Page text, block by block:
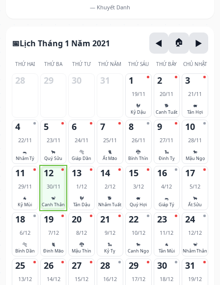
— Khuyết Danh
Lịch Tháng 1 Năm 2021
THỨ HAI THỨ BA THỨ TƯ THỨ NĂM THỨ SÁU THỨ BẢY CHỦ NHẬT
28 29 30 31 1
19/11
🐓
Kỷ Dậu
2
20/11
🐕
Canh Tuất
3
21/11
🐖
Tân Hợi
4
22/11
🐀
Nhâm Tý
5
23/11
🐂
Quý Sửu
6
24/11
🐅
Giáp Dần
7
25/11
🐈
Ất Mão
8
26/11
🐉
Bính Thìn
9
27/11
🐍
Đinh Tỵ
10
28/11
🐎
Mậu Ngọ
11
29/11
🐐
Kỷ Mùi
12
30/11
🐒
Canh Thân
13
1/12
🐓
Tân Dậu
14
2/12
🐕
Nhâm Tuất
15
3/12
🐖
Quý Hợi
16
4/12
🐀
Giáp Tý
17
5/12
🐂
Ất Sửu
18
6/12
🐅
Bính Dần
19
7/12
🐈
Đinh Mão
20
8/12
🐉
Mậu Thìn
21
9/12
🐍
Kỷ Tỵ
22
10/12
🐎
Canh Ngọ
23
11/12
🐐
Tân Mùi
24
12/12
🐒
Nhâm Thân
25
13/12
26
14/12
27
15/12
28
16/12
29
17/12
30
18/12
31
19/12